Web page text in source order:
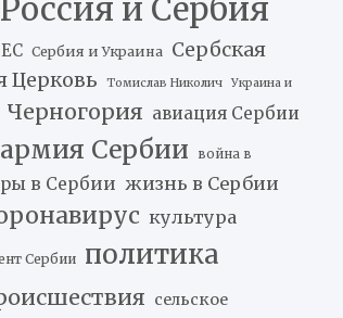
Россия и Сербия
Сербия и Украина
Сербская
Церковь
Томислав Николич Украина и
Черногория авиация Сербии
армия Сербии война в
в Сербии жизнь в Сербии
культура
Сербии
политика
сельское